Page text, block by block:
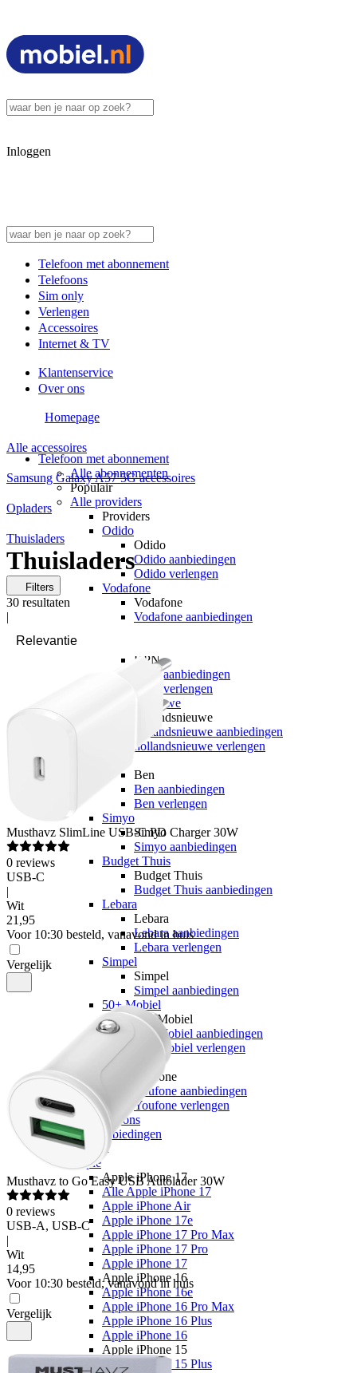
Inloggen
Telefoon met abonnement
Telefoons
Sim only
Verlengen
Accessoires
Internet & TV
Klantenservice
Over ons
Telefoon met abonnement
Alle abonnementen
Populair
Alle providers
Providers
Odido
Odido
Odido aanbiedingen
Odido verlengen
Vodafone
Vodafone
Vodafone aanbiedingen
KPN
KPN aanbiedingen
KPN verlengen
hollandsnieuwe
hollandsnieuwe
hollandsnieuwe aanbiedingen
hollandsnieuwe verlengen
Ben
Ben aanbiedingen
Ben verlengen
Simyo
Simyo
Simyo aanbiedingen
Budget Thuis
Budget Thuis
Budget Thuis aanbiedingen
Lebara
Lebara
Lebara aanbiedingen
Lebara verlengen
Simpel
Simpel
Simpel aanbiedingen
50+ Mobiel
50+ Mobiel
50+ Mobiel aanbiedingen
50+ Mobiel verlengen
Youfone
Youfone
Youfone aanbiedingen
Youfone verlengen
Alle telefoons
Alle aanbiedingen
Merken
Apple
Apple iPhone 17
Alle Apple iPhone 17
Apple iPhone Air
Apple iPhone 17e
Apple iPhone 17 Pro Max
Apple iPhone 17 Pro
Apple iPhone 17
Apple iPhone 16
Apple iPhone 16e
Apple iPhone 16 Pro Max
Apple iPhone 16 Plus
Apple iPhone 16
Apple iPhone 15
Apple iPhone 15 Plus
Homepage
Alle accessoires
Samsung Galaxy A57 5G accessoires
Opladers
Thuisladers
Thuisladers
Filters
30 resultaten
|
Musthavz SlimLine USB-C PD Charger 30W
0 reviews
USB-C
|
Wit
21 ,95
Voor 10:30 besteld, vanavond in huis
Vergelijk
Musthavz to Go Easy USB Autolader 30W
0 reviews
USB-A, USB-C
|
Wit
14,95
Voor 10:30 besteld, vanavond in huis
Vergelijk